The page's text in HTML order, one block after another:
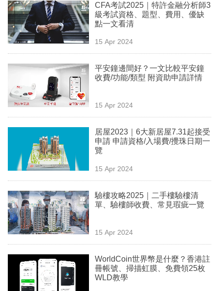
商
業
科
技
生
時
事
欄
訂
閱
區
CFA考試2025｜特許金融分析師3
級考試資格、題型、費用、優缺
點一文看清
15 Apr 2024
平安鐘邊間好？一文比較平安鐘
收費/功能/類型 附資助申請詳情
15 Apr 2024
居屋2023｜6大新居屋7.31起接受
申請 申請資格/入場費/攪珠日期一
覽
15 Apr 2024
驗樓攻略2025｜二手樓驗樓清
單、驗樓師收費、常見瑕疵一覽
15 Apr 2024
WorldCoin世界幣是什麼？香港註
冊帳號、掃描虹膜、免費領25枚
WLD教學